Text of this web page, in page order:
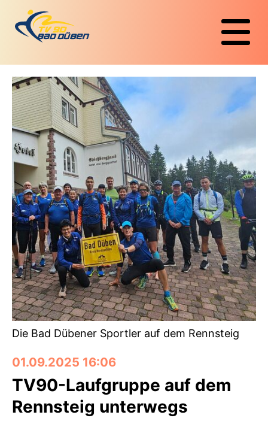
Die Bad Dübener Sportler auf dem Rennsteig
01.09.2025 16:06
TV90-Laufgruppe auf dem
Rennsteig unterwegs